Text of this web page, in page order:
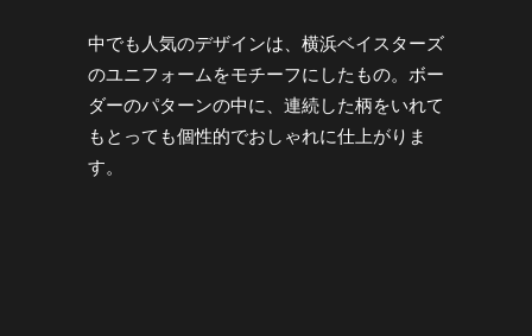
中でも人気のデザインは、横浜ベイスターズ
のユニフォームをモチーフにしたもの。ボー
ダーのパターンの中に、連続した柄をいれて
もとっても個性的でおしゃれに仕上がりま
す。